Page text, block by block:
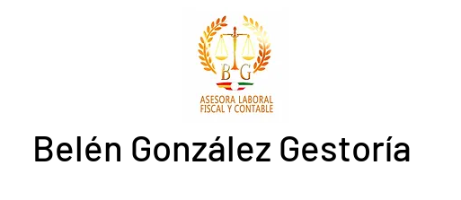
Belén González Gestoría